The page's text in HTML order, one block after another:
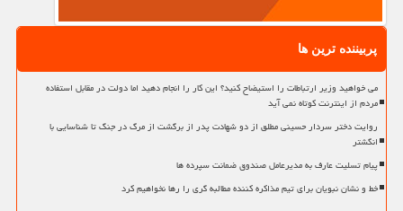
پربیننده ترین ها
می خواهید وزیر ارتباطات را استیضاح کنید؟ این کار را انجام دهید اما دولت در مقابل استفاده
مردم از اینترنت کوتاه نمی آید
روایت دختر سردار حسینی مطلق از دو شهادت پدر از برگشت از مرگ در جنگ تا شناسایی با
انگشتر
پیام تسلیت عارف به مدیرعامل صندوق ضمانت سپرده ها
خط و نشان نبویان برای تیم مذاکره کننده مطالبه گری را رها نخواهیم کرد